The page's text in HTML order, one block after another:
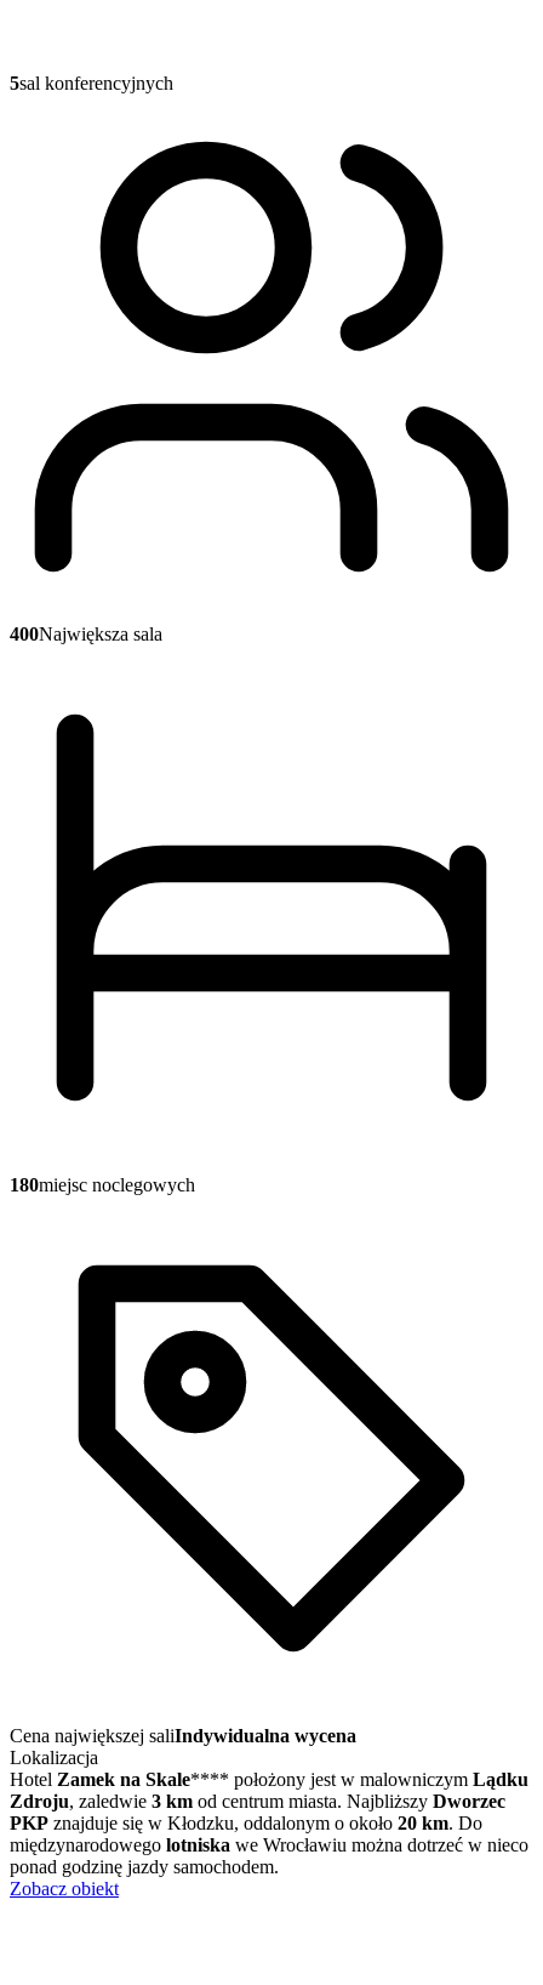
5sal konferencyjnych
400Największa sala
180miejsc noclegowych
Cena największej saliIndywidualna wycena
Lokalizacja
Hotel Zamek na Skale**** położony jest w malowniczym Lądku
Zdroju, zaledwie 3 km od centrum miasta. Najbliższy Dworzec
PKP znajduje się w Kłodzku, oddalonym o około 20 km. Do
międzynarodowego lotniska we Wrocławiu można dotrzeć w nieco
ponad godzinę jazdy samochodem.
Zobacz obiekt